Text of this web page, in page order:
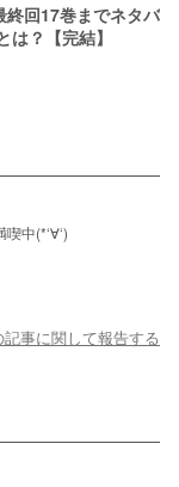
回17巻までネタバ
？【完結】
中(*‘∀‘)
記事に関して報告する